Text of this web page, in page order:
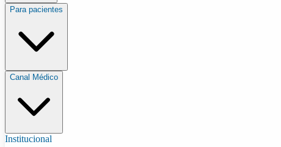
Para pacientes
Canal Médico
Institucional